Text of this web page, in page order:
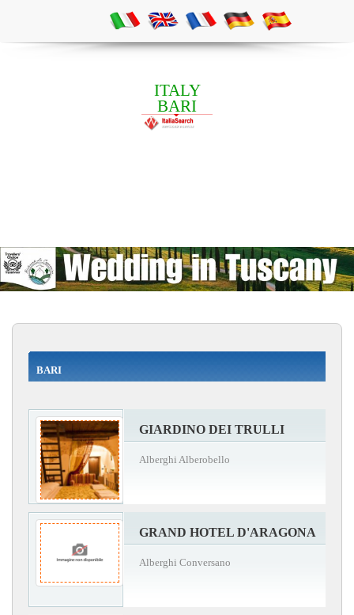
ITALY
BARI
BARI
GIARDINO DEI TRULLI
Alberghi Alberobello
GRAND HOTEL D'ARAGONA
Alberghi Conversano